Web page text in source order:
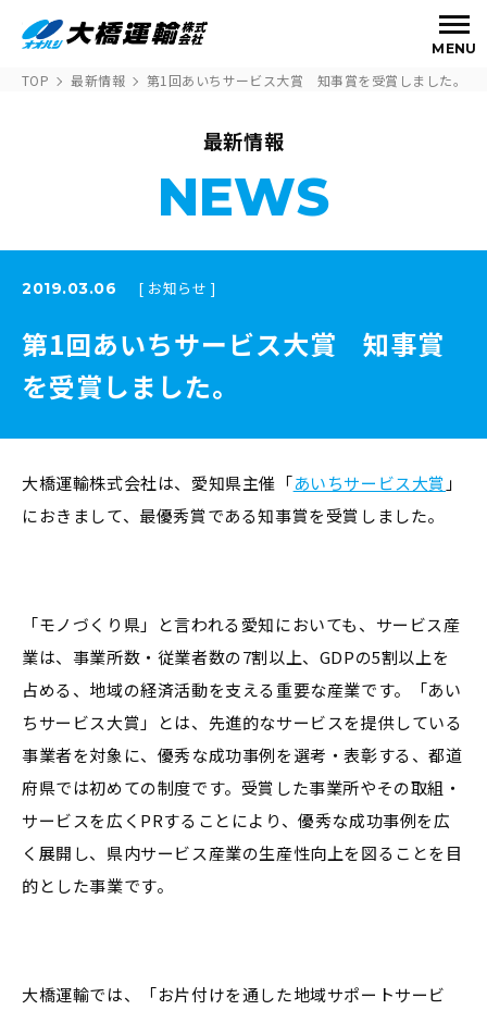
MENU
TOP 最新情報 第1回あいちサービス大賞 知事賞を受賞しました。
最新情報
NEWS
2019.03.06 [ お知らせ ]
第1回あいちサービス大賞 知事賞
を受賞しました。
大橋運輸株式会社は、愛知県主催「あいちサービス大賞 」
におきまして、最優秀賞である知事賞を受賞しました。
「モノづくり県」と言われる愛知においても、サービス産
業は、事業所数・従業者数の7割以上、GDPの5割以上を
占める、地域の経済活動を支える重要な産業です。「あい
ちサービス大賞」とは、先進的なサービスを提供している
事業者を対象に、優秀な成功事例を選考・表彰する、都道
府県では初めての制度です。受賞した事業所やその取組・
サービスを広くPRすることにより、優秀な成功事例を広
く展開し、県内サービス産業の生産性向上を図ることを目
的とした事業です。
大橋運輸では、「お片付けを通した地域サポートサービ